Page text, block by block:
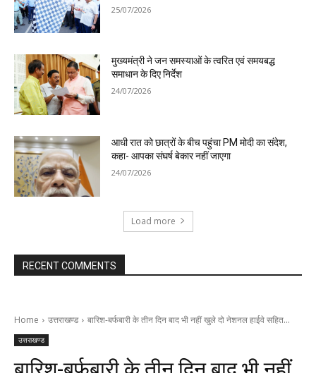
25/07/2026
मुख्यमंत्री ने जन समस्याओं के त्वरित एवं समयबद्ध
समाधान के दिए निर्देश
24/07/2026
आधी रात को छात्रों के बीच पहुंचा PM मोदी का संदेश,
कहा- आपका संघर्ष बेकार नहीं जाएगा
24/07/2026
Load more
RECENT COMMENTS